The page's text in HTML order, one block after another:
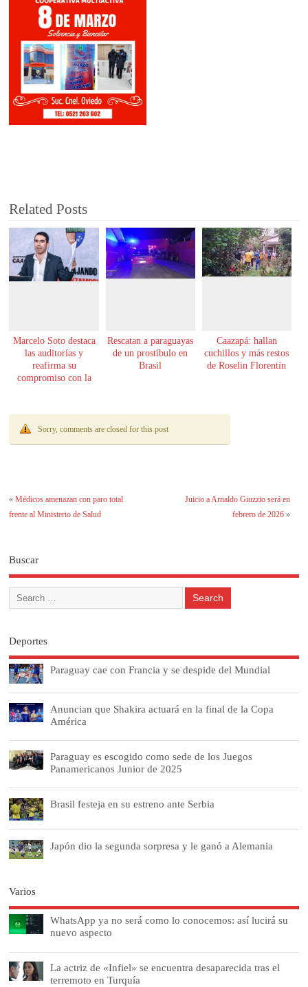
Related Posts
Marcelo Soto destaca
las auditorías y
reafirma su
compromiso con la
Rescatan a paraguayas
de un prostíbulo en
Brasil
Caazapá: hallan
cuchillos y más restos
de Roselin Florentín
Sorry, comments are closed for this post
«Médicos amenazan con paro total
frente al Ministerio de Salud
Juicio a Arnaldo Giuzzio será en
febrero de 2026»
Buscar
Deportes
Paraguay cae con Francia y se despide del Mundial
Anuncian que Shakira actuará en la final de la Copa
América
Paraguay es escogido como sede de los Juegos
Panamericanos Junior de 2025
Brasil festeja en su estreno ante Serbia
Japón dio la segunda sorpresa y le ganó a Alemania
Varios
WhatsApp ya no será como lo conocemos: así lucirá su
nuevo aspecto
La actriz de «Infiel» se encuentra desaparecida tras el
terremoto en Turquía